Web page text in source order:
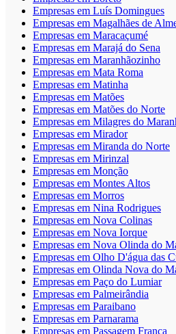
Empresas em Luís Domingues
Empresas em Magalhães de
Empresas em Maracaçumé
Empresas em Marajá do Sena
Empresas em Maranhãozinho
Empresas em Mata Roma
Empresas em Matinha
Empresas em Matões
Empresas em Matões do Norte
Empresas em Milagres do
Empresas em Mirador
Empresas em Miranda do Norte
Empresas em Mirinzal
Empresas em Monção
Empresas em Montes Altos
Empresas em Morros
Empresas em Nina Rodrigues
Empresas em Nova Colinas
Empresas em Nova Iorque
Empresas em Nova Olinda do
Empresas em Olho D'água das
Empresas em Olinda Nova do
Empresas em Paço do Lumiar
Empresas em Palmeirândia
Empresas em Paraibano
Empresas em Parnarama
Empresas em Passagem Franca